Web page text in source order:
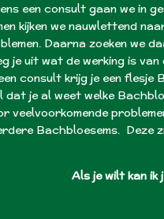
een consult gaan we in
kijken we nauwlettend
Daarna zoeken we
je uit wat de werking is
consult krijg je een flesje
dat je al weet welke
veelvoorkomende
Bachbloesems. Deze
Als je wilt kan ik